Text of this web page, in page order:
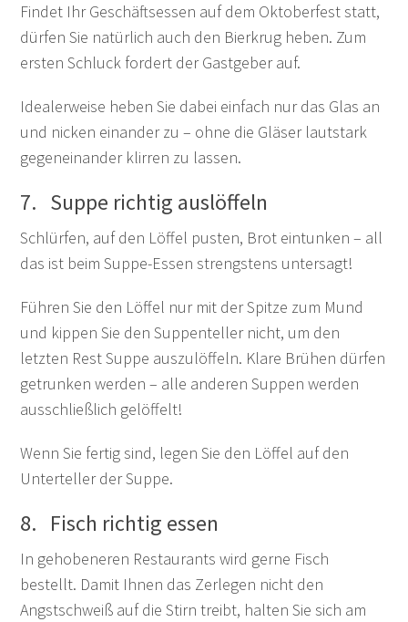
Findet Ihr Geschäftsessen auf dem Oktoberfest statt,
dürfen Sie natürlich auch den Bierkrug heben. Zum
ersten Schluck fordert der Gastgeber auf.
Idealerweise heben Sie dabei einfach nur das Glas an
und nicken einander zu – ohne die Gläser lautstark
gegeneinander klirren zu lassen.
7. Suppe richtig auslöffeln
Schlürfen, auf den Löffel pusten, Brot eintunken – all
das ist beim Suppe-Essen strengstens untersagt!
Führen Sie den Löffel nur mit der Spitze zum Mund
und kippen Sie den Suppenteller nicht, um den
letzten Rest Suppe auszulöffeln. Klare Brühen dürfen
getrunken werden – alle anderen Suppen werden
ausschließlich gelöffelt!
Wenn Sie fertig sind, legen Sie den Löffel auf den
Unterteller der Suppe.
8. Fisch richtig essen
In gehobeneren Restaurants wird gerne Fisch
bestellt. Damit Ihnen das Zerlegen nicht den
Angstschweiß auf die Stirn treibt, halten Sie sich am